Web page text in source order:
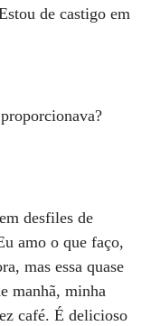
de castigo em
desfiles de
amo o que faço,
mas essa quase
manhã, minha
café. É delicioso